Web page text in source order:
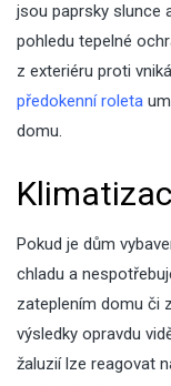
jsou paprsky slunce
pohledu tepelné
z exteriéru proti
předokenní roleta
domu.
Pokud je dům
chladu a
zateplením domu či
výsledky opravdu
žaluzií lze reagovat